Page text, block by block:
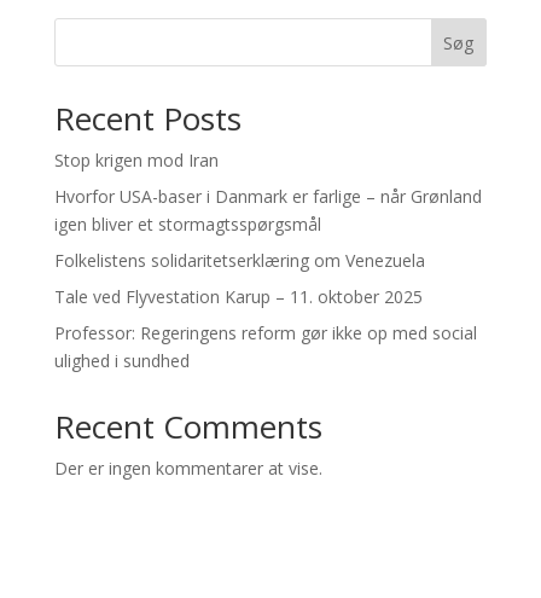
Søg
Recent Posts
Stop krigen mod Iran
Hvorfor USA-baser i Danmark er farlige – når Grønland
igen bliver et stormagtsspørgsmål
Folkelistens solidaritetserklæring om Venezuela
Tale ved Flyvestation Karup – 11. oktober 2025
Professor: Regeringens reform gør ikke op med social
ulighed i sundhed
Recent Comments
Der er ingen kommentarer at vise.